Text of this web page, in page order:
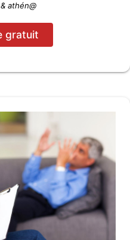
athén@
gratuit